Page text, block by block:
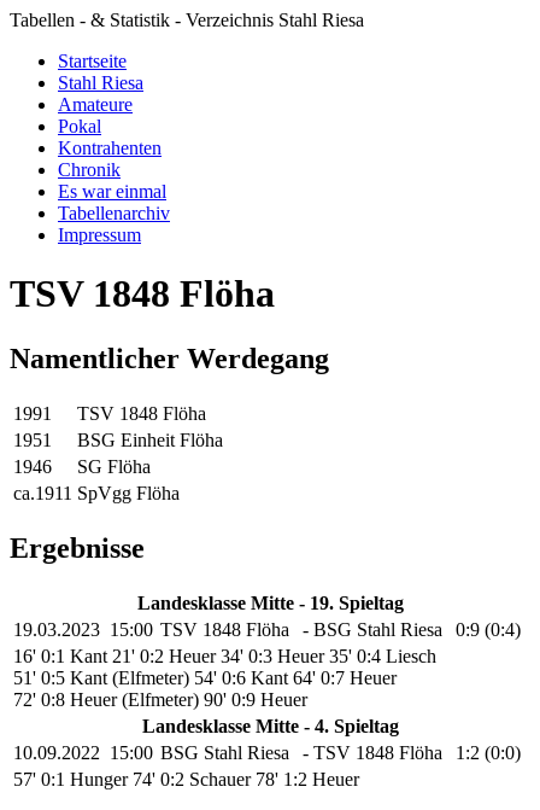
Tabellen - & Statistik - Verzeichnis Stahl Riesa
Startseite
Stahl Riesa
Amateure
Pokal
Kontrahenten
Chronik
Es war einmal
Tabellenarchiv
Impressum
TSV 1848 Flöha
Namentlicher Werdegang
1991
TSV 1848 Flöha
1951
BSG Einheit Flöha
1946
SG Flöha
ca.1911 SpVgg Flöha
Ergebnisse
Landesklasse Mitte - 19. Spieltag
19.03.2023 15:00 TSV 1848 Flöha - BSG Stahl Riesa
0:9 (0:4)
16' 0:1 Kant 21' 0:2 Heuer34' 0:3 Heuer35' 0:4 Liesch
51' 0:5 Kant (Elfmeter) 54' 0:6 Kant 64' 0:7 Heuer
72' 0:8 Heuer (Elfmeter) 90' 0:9 Heuer
Landesklasse Mitte - 4. Spieltag
10.09.2022 15:00 BSG Stahl Riesa - TSV 1848 Flöha
1:2 (0:0)
57' 0:1 Hunger 74' 0:2 Schauer 78' 1:2 Heuer